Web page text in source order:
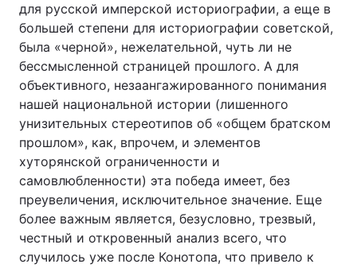
Головна Війна
Україна Політика
Економіка Світ
Наука
Техно і зв'язок Лайт
Зброя Інциденти
для русской имперской историографии, а еще в
большей степени для историографии советской,
была «черной», нежелательной, чуть ли не
бессмысленной страницей прошлого. А для
объективного, незаангажированного понимания
нашей национальной истории (лишенного
унизительных стереотипов об «общем братском
прошлом», как, впрочем, и элементов
хуторянской ограниченности и
самовлюбленности) эта победа имеет, без
преувеличения, исключительное значение. Еще
более важным является, безусловно, трезвый,
честный и откровенный анализ всего, что
случилось уже после Конотопа, что привело к